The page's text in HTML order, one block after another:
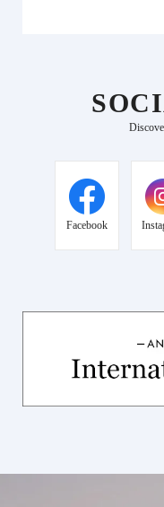
Facebook